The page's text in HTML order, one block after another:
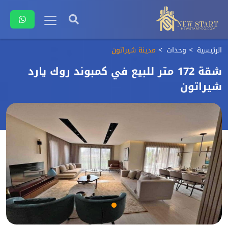
الرئيسية وحدات مدينة شيراتون
شقة 172 متر للبيع في كمبوند روك يارد
شيراتون